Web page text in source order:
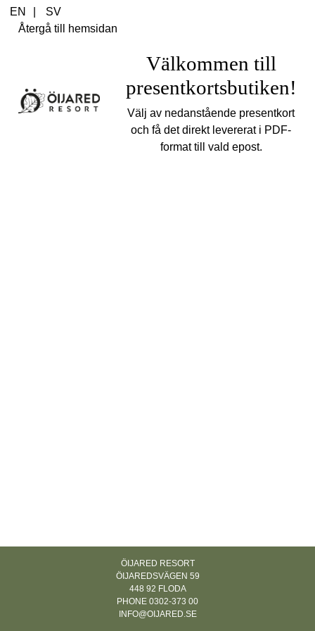
Cart Item Added: {0}, Current Quantity: {1}
Shopping Cart cleared
Cart Item Decreased: {0}, Current Quantity: {1}
Pop-up opened: Data protection policies.
Edit GiftCard Loading
EN
SV
Återgå till hemsidan
Välkommen till
presentkortsbutiken!
Välj av nedanstående presentkort
och få det direkt levererat i PDF-
format till vald epost.
ÖIJARED RESORT
ÖIJAREDSVÄGEN 59
448 92 FLODA
PHONE 0302-373 00
INFO@OIJARED.SE